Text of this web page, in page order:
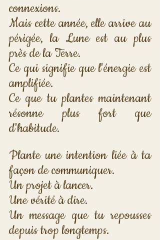
connexions.
Mais cette année, elle arrive au
périgée, la Lune est au plus
près de la Terre.
Ce qui signifie que l'énergie est
amplifiée.
Ce que tu plantes maintenant
résonne plus fort que
d'habitude.
Plante une intention liée à ta
façon de communiquer.
Un projet à lancer.
Une vérité à dire.
Un message que tu repousses
depuis trop longtemps.